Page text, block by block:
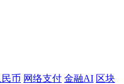
币 网络支付 金融AI 区块